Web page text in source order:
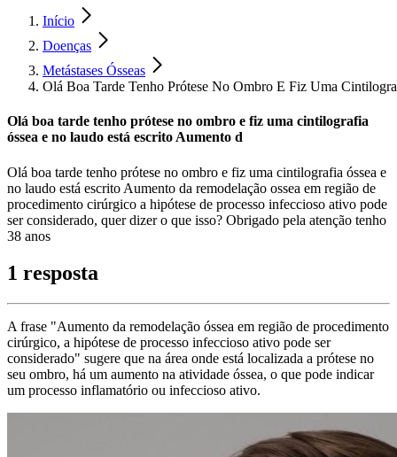
Início
Doenças
Metástases Ósseas
Olá Boa Tarde Tenho Prótese No Ombro E Fiz Uma
Olá boa tarde tenho prótese no ombro e fiz uma cintilografia
óssea e no laudo está escrito Aumento d
Olá boa tarde tenho prótese no ombro e fiz uma cintilografia óssea e
no laudo está escrito Aumento da remodelação ossea em região de
procedimento cirúrgico a hipótese de processo infeccioso ativo pode
ser considerado, quer dizer o que isso? Obrigado pela atenção tenho
38 anos
1 resposta
A frase "Aumento da remodelação óssea em região de procedimento
cirúrgico, a hipótese de processo infeccioso ativo pode ser
considerado" sugere que na área onde está localizada a prótese no
seu ombro, há um aumento na atividade óssea, o que pode indicar
um processo inflamatório ou infeccioso ativo.